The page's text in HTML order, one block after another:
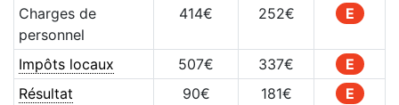
Charges de
personnel
414€ 252€ E
Impôts locaux 507€ 337€
E
Résultat
90€ 181€ E